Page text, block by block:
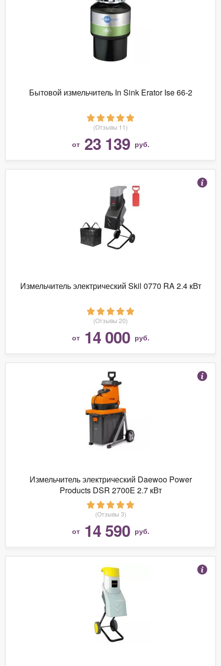
Бытовой измельчитель In Sink Erator Ise 66-2
(Отзывы 11)
от 23 139 руб.
Измельчитель электрический Skil 0770 RA 2.4 кВт
(Отзывы 20)
от 14 000 руб.
Измельчитель электрический Daewoo Power
Products DSR 2700E 2.7 кВт
(Отзывы 3)
от 14 590 руб.